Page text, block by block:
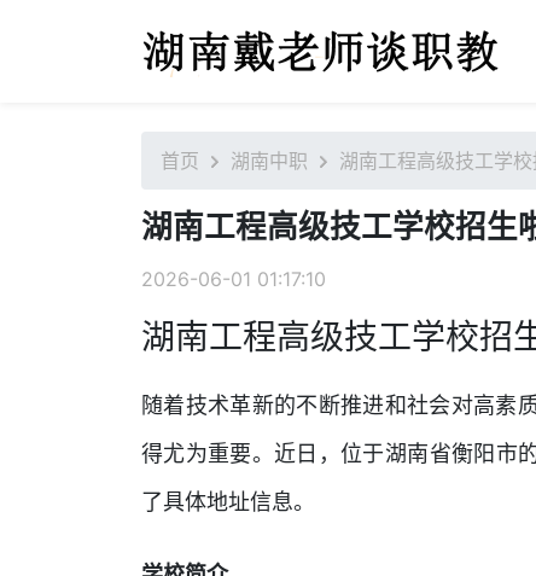
首页 湖南中职 湖南工程高级技工学
湖南工程高级技工学校招生
2026-06-01 01:17:10
湖南工程高级技工学校招
随着技术革新的不断推进和社会对高素
得尤为重要。近日，位于湖南省衡阳市
了具体地址信息。